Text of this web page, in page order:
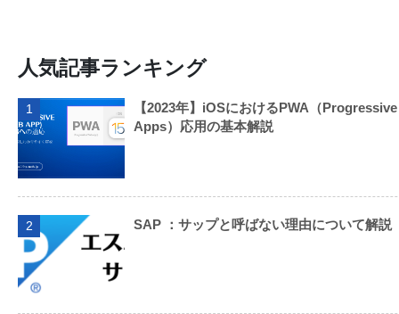
人気記事ランキング
1
【2023年】iOSにおけるPWA（
Apps）応用の基本解説
2 SAP ：サップと呼ばない理由について解説